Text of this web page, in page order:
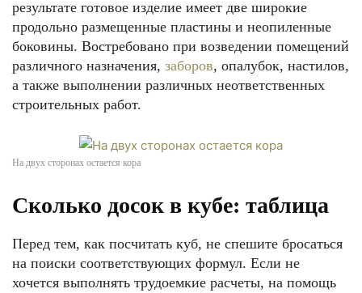
результате готовое изделие имеет две широкие
продольно размещенные пластины и неопиленные
боковины. Востребовано при возведении помещений
различного назначения, заборов, опалубок, настилов,
а также выполнении различных неответственных
строительных работ.
На двух сторонах остается кора
Сколько досок в кубе: таблица
Перед тем, как посчитать куб, не спешите бросаться
на поиски соответствующих формул. Если не
хочется выполнять трудоемкие расчеты, на помощь